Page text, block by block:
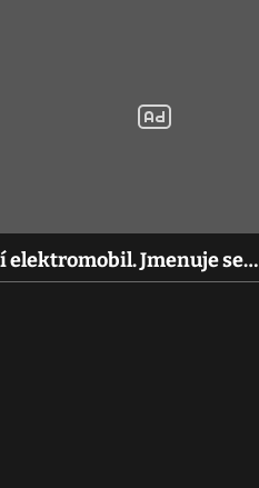
Jmenuje se…